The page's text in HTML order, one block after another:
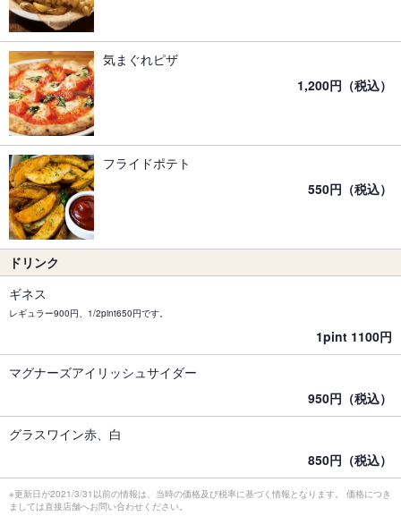
気まぐれピザ
1,200円（税込）
フライドポテト
550円（税込）
ドリンク
ギネス
レギュラー900円、1/2pint650円です。
1pint 1100円
マグナーズアイリッシュサイダー
950円（税込）
グラスワイン赤、白
850円（税込）
※更新日が2021/3/31以前の情報は、当時の価格及び税率に基づく情報となります。 価格につき
ましては直接店舗へお問い合わせください。